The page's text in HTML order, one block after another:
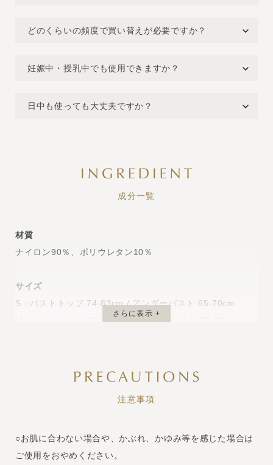
どのくらいの頻度で買い替えが必要ですか？
妊娠中・授乳中でも使用できますか？
日中も使っても大丈夫ですか？
成分一覧
材質
ナイロン90％、ポリウレタン10％
サイズ
S：バストトップ 74-83cm / アンダーバスト 65-70cm
M：バストトップ 82-98cm / アンダーバスト 70-80cm
さらに表示 +
注意事項
○お肌に合わない場合や、かぶれ、かゆみ等を感じた場合は
ご使用をおやめください。